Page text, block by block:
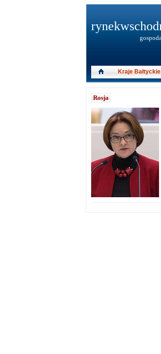
Rosja
Kraje Bałtyckie